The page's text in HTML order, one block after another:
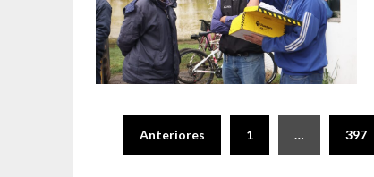
Paginación
Anteriores 1 … 397